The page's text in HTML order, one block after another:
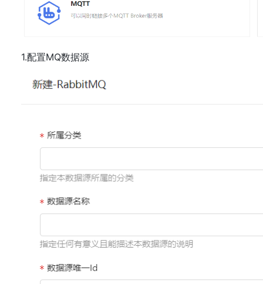
1.配置MQ数据源